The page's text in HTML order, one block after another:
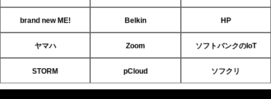
brand new ME! Belkin HP
ヤマハ Zoom ソフトバンクのIoT
STORM pCloud ソフクリ